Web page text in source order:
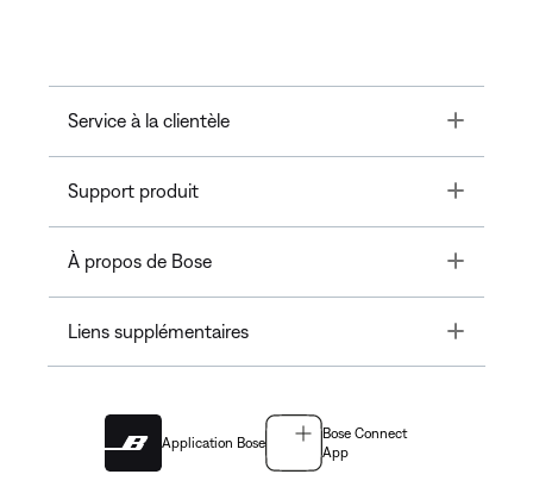
Service à la clientèle Toggle
Support produit Toggle
À propos de Bose Toggle
Liens supplémentaires Toggle
Application Bose
Bose Connect
App